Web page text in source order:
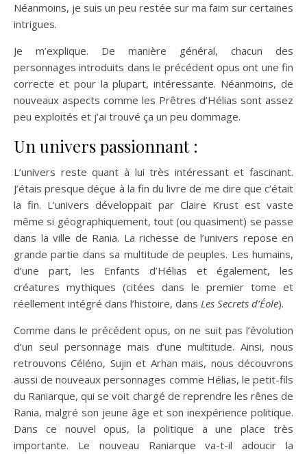
Néanmoins, je suis un peu restée sur ma faim sur certaines
intrigues.
Je m’explique. De manière général, chacun des
personnages introduits dans le précédent opus ont une fin
correcte et pour la plupart, intéressante. Néanmoins, de
nouveaux aspects comme les Prêtres d’Hélias sont assez
peu exploités et j’ai trouvé ça un peu dommage.
Un univers passionnant :
L’univers reste quant à lui très intéressant et fascinant.
J’étais presque déçue à la fin du livre de me dire que c’était
la fin. L’univers développait par Claire Krust est vaste
même si géographiquement, tout (ou quasiment) se passe
dans la ville de Rania. La richesse de l’univers repose en
grande partie dans sa multitude de peuples. Les humains,
d’une part, les Enfants d’Hélias et également, les
créatures mythiques (citées dans le premier tome et
réellement intégré dans l’histoire, dans Les Secrets d’Éole).
Comme dans le précédent opus, on ne suit pas l’évolution
d’un seul personnage mais d’une multitude. Ainsi, nous
retrouvons Céléno, Sujin et Arhan mais, nous découvrons
aussi de nouveaux personnages comme Hélias, le petit-fils
du Raniarque, qui se voit chargé de reprendre les rênes de
Rania, malgré son jeune âge et son inexpérience politique.
Dans ce nouvel opus, la politique a une place très
importante. Le nouveau Raniarque va-t-il adoucir la